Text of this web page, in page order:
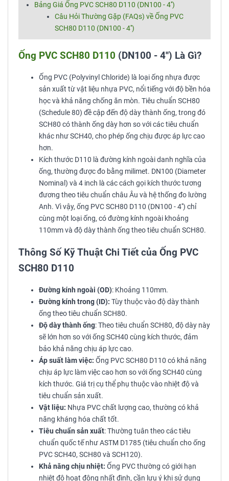
Bảng Giá Ống PVC SCH80 D110 (DN100 - 4'')
Câu Hỏi Thường Gặp (FAQs) về Ống PVC
SCH80 D110 (DN100 - 4'')
Ống PVC SCH80 D110 (DN100 - 4'') Là Gì?
Ống PVC (Polyvinyl Chloride) là loại ống nhựa được
sản xuất từ vật liệu nhựa PVC, nổi tiếng với độ bền hóa
học và khả năng chống ăn mòn. Tiêu chuẩn SCH80
(Schedule 80) đề cập đến độ dày thành ống, trong đó
SCH80 có thành ống dày hơn so với các tiêu chuẩn
khác như SCH40, cho phép ống chịu được áp lực cao
hơn.
Kích thước D110 là đường kính ngoài danh nghĩa của
ống, thường được đo bằng milimet. DN100 (Diameter
Nominal) và 4 inch là các cách gọi kích thước tương
đương theo tiêu chuẩn châu Âu và hệ thống đo lường
Anh. Vì vậy, ống PVC SCH80 D110 (DN100 - 4'') chỉ
cùng một loại ống, có đường kính ngoài khoảng
110mm và độ dày thành ống theo tiêu chuẩn SCH80.
Thông Số Kỹ Thuật Chi Tiết của Ống PVC
SCH80 D110
Đường kính ngoài (OD): Khoảng 110mm.
Đường kính trong (ID): Tùy thuộc vào độ dày thành
ống theo tiêu chuẩn SCH80.
Độ dày thành ống: Theo tiêu chuẩn SCH80, độ dày này
sẽ lớn hơn so với ống SCH40 cùng kích thước, đảm
bảo khả năng chịu áp lực cao.
Áp suất làm việc: Ống PVC SCH80 D110 có khả năng
chịu áp lực làm việc cao hơn so với ống SCH40 cùng
kích thước. Giá trị cụ thể phụ thuộc vào nhiệt độ và
tiêu chuẩn sản xuất.
Vật liệu: Nhựa PVC chất lượng cao, thường có khả
năng kháng hóa chất tốt.
Tiêu chuẩn sản xuất: Thường tuân theo các tiêu
chuẩn quốc tế như ASTM D1785 (tiêu chuẩn cho ống
PVC SCH40, SCH80 và SCH120).
Khả năng chịu nhiệt: Ống PVC thường có giới hạn
nhiệt độ hoạt động nhất định, cần lưu ý khi sử dụng